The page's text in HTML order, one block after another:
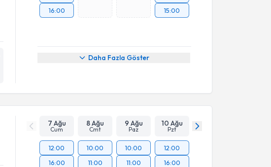
16:00
15:00
Daha Fazla Göster
7 Ağu
Cum
8 Ağu
Cmt
9 Ağu
Paz
10 Ağu
Pzt
12:00
16:00
10:00
11:00
10:00
11:00
12:00
16:00